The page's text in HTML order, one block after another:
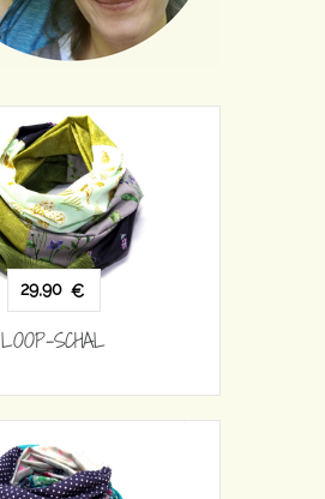
29,90 €
LOOP-SCHAL